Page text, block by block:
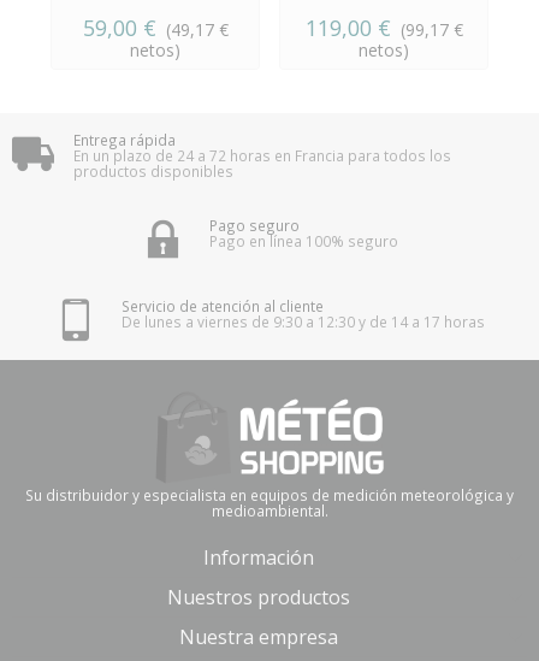
59,00 € (49,17 €
netos)
119,00 € (99,17 €
netos)
Entrega rápida
En un plazo de 24 a 72 horas en Francia para todos los
productos disponibles
Pago seguro
Pago en línea 100% seguro
Servicio de atención al cliente
De lunes a viernes de 9:30 a 12:30 y de 14 a 17 horas
Su distribuidor y especialista en equipos de medición meteorológica y
medioambiental.
Información
Nuestros productos
Nuestra empresa